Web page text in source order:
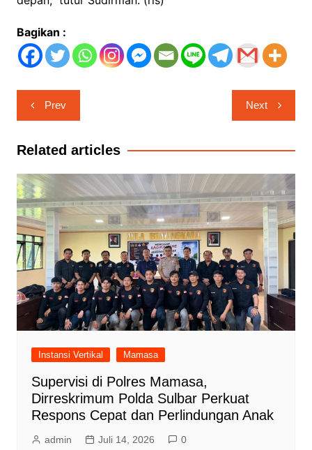
Bagikan :
Navigasi
pos
Prev Next
Related articles
Instansi Vertikal Mamasa
Supervisi di Polres Mamasa,
Dirreskrimum Polda Sulbar Perkuat
Respons Cepat dan Perlindungan Anak
admin Juli 14, 2026 0